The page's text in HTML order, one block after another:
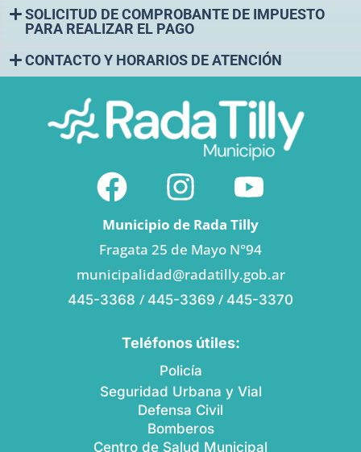
SOLICITUD DE COMPROBANTE DE IMPUESTO
PARA REALIZAR EL PAGO
CONTACTO Y HORARIOS DE ATENCIÓN
Municipio de Rada Tilly
Fragata 25 de Mayo N°94
municipalidad@radatilly.gob.ar
445-3368 / 445-3369 / 445-3370
Teléfonos útiles:
Policía
Seguridad Urbana y Vial
Defensa Civil
Bomberos
Centro de Salud Municipal